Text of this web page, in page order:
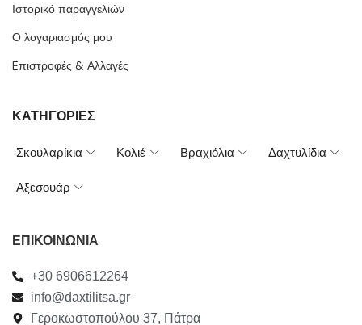
Ιστορικό παραγγελιών
Ο λογαριασμός μου
Eπιστροφές & Αλλαγές
ΚΑΤΗΓΟΡΙΕΣ
Σκουλαρίκια Κολιέ Βραχιόλια Δαχτυλίδια
Αξεσουάρ
ΕΠΙΚΟΙΝΩΝΙΑ
+30 6906612264
info@daxtilitsa.gr
Γεροκωστοπούλου 37, Πάτρα